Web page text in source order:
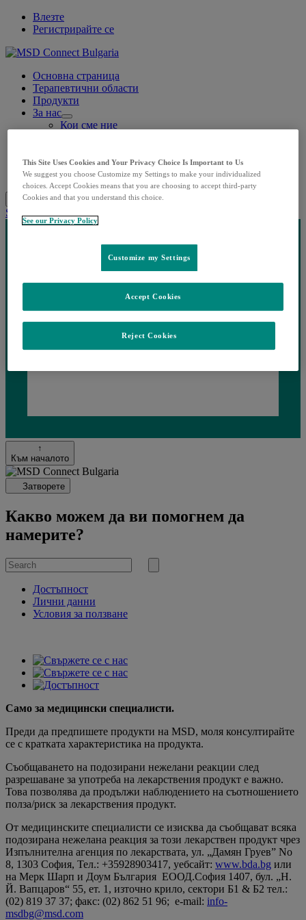
Влезте
Регистрирайте се
Основна страница
Терапевтични области
Продукти
За нас
Open
submenu
Кои сме ние
Контакти
Лични данни
Menu Затворете
Search
Share this
Loading...
↑
Към началото
Затворете
Какво можем да ви помогнем да
намерите?
Search
for
Submit
Достъпност
Лични данни
Условия за ползване
Само за медицински специалисти.
Преди да предпишете продукти на MSD, моля консултирайте
се с кратката характеристика на продукта.
Съобщаването на подозирани нежелани реакции след
разрешаване за употреба на лекарствения продукт е важно.
Това позволява да продължи наблюдението на съотношението
полза/риск за лекарствения продукт.
От медицинските специалисти се изисква да съобщават всяка
подозирана нежелана реакция за този лекарствен продукт чрез
Изпълнителна агенция по лекарствата, ул. „Дамян Груев” No
8, 1303 София, Teл.: +35928903417, уебсайт: www.bda.bg или
на Мерк Шарп и Доум България ЕООД.София 1407, бул. „Н.
Й. Вапцаров“ 55, ет. 1, източно крило, сектори Б1 & Б2 тел.:
(02) 819 37 37; факс: (02) 862 51 96; e-mail: info-
msdbg@msd.com
This Site Uses Cookies and Your Privacy Choice Is Important to Us
We suggest you choose Customize my Settings to make your individualized
choices. Accept Cookies means that you are choosing to accept third-party
Cookies and that you understand this choice.
See our Privacy Policy
Customize my Settings
Reject Cookies
Accept Cookies